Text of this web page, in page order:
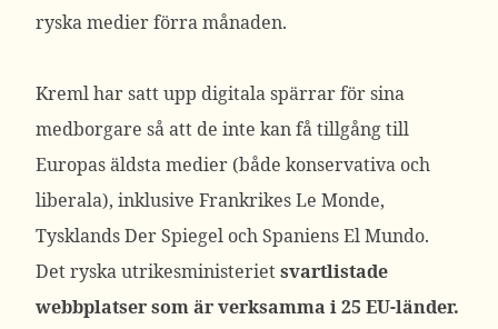
ryska medier förra månaden.
Kreml har satt upp digitala spärrar för sina
medborgare så att de inte kan få tillgång till
Europas äldsta medier (både konservativa och
liberala), inklusive Frankrikes Le Monde,
Tysklands Der Spiegel och Spaniens El Mundo.
Det ryska utrikesministerietsvartlistade
webbplatser som är verksamma i 25 EU-länder.